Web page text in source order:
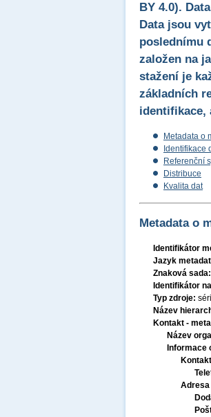
BY 4.0).
Data jsou
poslednímu
založen na
stažení je
základních
identifikace,
Metadata o
Identifikace
Referenční
Distribuce
Kvalita dat
Metadata o
Identifikátor
Jazyk
Znaková sada:
Identifikátor
Typ zdroje:
Název
Kontakt -
Název
Informace
Adresa